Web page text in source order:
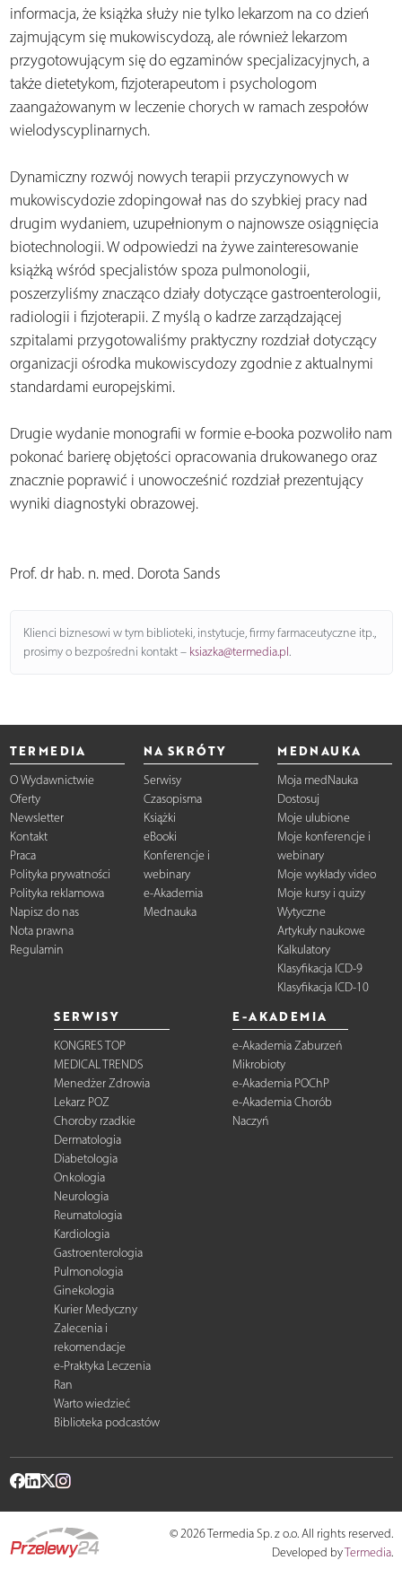
informacja, że książka służy nie tylko lekarzom na co dzień
zajmującym się mukowiscydozą, ale również lekarzom
przygotowującym się do egzaminów specjalizacyjnych, a
także dietetykom, fizjoterapeutom i psychologom
zaangażowanym w leczenie chorych w ramach zespołów
wielodyscyplinarnych.
Dynamiczny rozwój nowych terapii przyczynowych w
mukowiscydozie zdopingował nas do szybkiej pracy nad
drugim wydaniem, uzupełnionym o najnowsze osiągnięcia
biotechnologii. W odpowiedzi na żywe zainteresowanie
książką wśród specjalistów spoza pulmonologii,
poszerzyliśmy znacząco działy dotyczące gastroenterologii,
radiologii i fizjoterapii. Z myślą o kadrze zarządzającej
szpitalami przygotowaliśmy praktyczny rozdział dotyczący
organizacji ośrodka mukowiscydozy zgodnie z aktualnymi
standardami europejskimi.
Drugie wydanie monografii w formie e-booka pozwoliło nam
pokonać barierę objętości opracowania drukowanego oraz
znacznie poprawić i unowocześnić rozdział prezentujący
wyniki diagnostyki obrazowej.
Prof. dr hab. n. med. Dorota Sands
Klienci biznesowi w tym biblioteki, instytucje, firmy farmaceutyczne itp.,
prosimy o bezpośredni kontakt – ksiazka@termedia.pl.
TERMEDIA
O Wydawnictwie
Oferty
Newsletter
Kontakt
Praca
Polityka prywatności
Polityka reklamowa
Napisz do nas
Nota prawna
Regulamin
NA SKRÓTY
Serwisy
Czasopisma
Książki
eBooki
Konferencje i
webinary
e-Akademia
Mednauka
MEDNAUKA
Moja medNauka
Dostosuj
Moje ulubione
Moje konferencje i
webinary
Moje wykłady video
Moje kursy i quizy
Wytyczne
Artykuły naukowe
Kalkulatory
Klasyfikacja ICD-9
Klasyfikacja ICD-10
SERWISY
KONGRES TOP
MEDICAL TRENDS
Menedżer Zdrowia
Lekarz POZ
Choroby rzadkie
Dermatologia
Diabetologia
Onkologia
Neurologia
Reumatologia
Kardiologia
Gastroenterologia
Pulmonologia
Ginekologia
Kurier Medyczny
Zalecenia i
rekomendacje
e-Praktyka Leczenia
Ran
Warto wiedzieć
Biblioteka podcastów
E-AKADEMIA
e-Akademia Zaburzeń
Mikrobioty
e-Akademia POChP
e-Akademia Chorób
Naczyń
© 2026 Termedia Sp. z o.o. All rights reserved.
Developed byTermedia.